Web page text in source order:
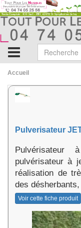
Accueil
Pulverisateur
pulvérisateur à
réalisation de
des
Voir cette fiche produit